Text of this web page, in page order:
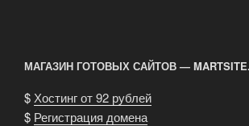
МАГАЗИН ГОТОВЫХ САЙТОВ —
$ Хостинг от 92 рублей
$ Регистрация домена